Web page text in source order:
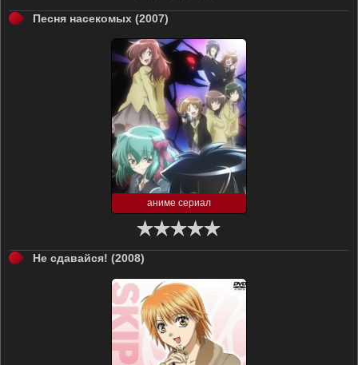
Песня насекомых (2007)
аниме сериал
Не сдавайся! (2008)